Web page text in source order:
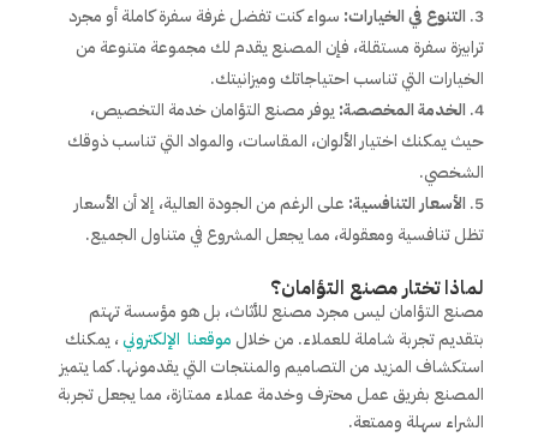
التنوع في الخيارات: سواء كنت تفضل غرفة سفرة كاملة أو مجرد
ترابيزة سفرة مستقلة، فإن المصنع يقدم لك مجموعة متنوعة من
الخيارات التي تناسب احتياجاتك وميزانيتك.
الخدمة المخصصة:يوفر مصنع التؤامان خدمة التخصيص،
حيث يمكنك اختيار الألوان، المقاسات، والمواد التي تناسب ذوقك
الشخصي.
الأسعار التنافسية: على الرغم من الجودة العالية، إلا أن الأسعار
تظل تنافسية ومعقولة، مما يجعل المشروع في متناول الجميع.
لماذا تختار مصنع التؤامان؟
مصنع التؤامان ليس مجرد مصنع للأثاث، بل هو مؤسسة تهتم
بتقديم تجربة شاملة للعملاء. من خلال موقعنا الإلكتروني ، يمكنك
استكشاف المزيد من التصاميم والمنتجات التي يقدمونها. كما يتميز
المصنع بفريق عمل محترف وخدمة عملاء ممتازة، مما يجعل تجربة
الشراء سهلة وممتعة.